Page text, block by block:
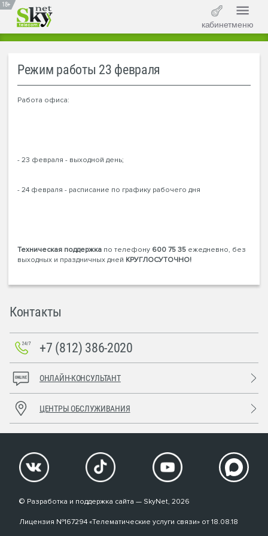
18+
кабинетменю
Режим работы 23 февраля
Работа офиса:
- 23 февраля - выходной день;
- 24 февраля - расписание по графику рабочего дня
Техническая поддержка по телефону 600 75 35 ежедневно, без
выходных и праздничных дней КРУГЛОСУТОЧНО!
Контакты
+7 (812) 386-2020
ОНЛАЙН-КОНСУЛЬТАНТ
ЦЕНТРЫ ОБСЛУЖИВАНИЯ
© Разработка и поддержка сайта — SkyNet, 2026
Лицензия №167294 «Телематические услуги связи» от 18.08.18